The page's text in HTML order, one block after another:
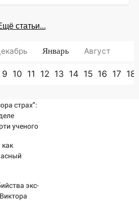
статьи...
Январь Август
9 10 11 12 13 14 15 16 17 18
страх":
ученого
с
экс-